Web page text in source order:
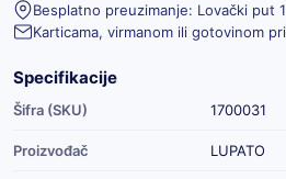
Besplatno preuzimanje: Lovački put
Karticama, virmanom ili gotovinom
Specifikacije
Šifra (SKU) 1700031
Proizvođač LUPATO